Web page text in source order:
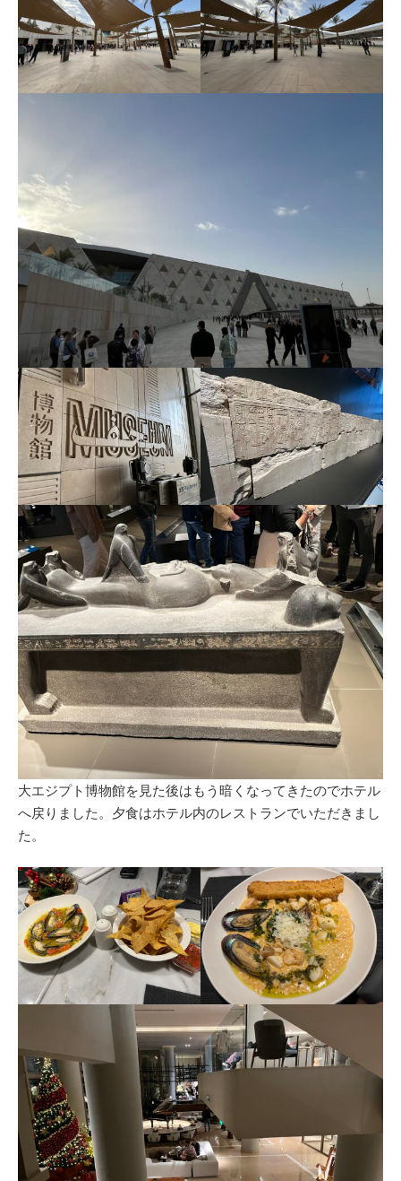
大エジプト博物館を見た後はもう暗くなってきたのでホテル
へ戻りました。夕食はホテル内のレストランでいただきまし
た。